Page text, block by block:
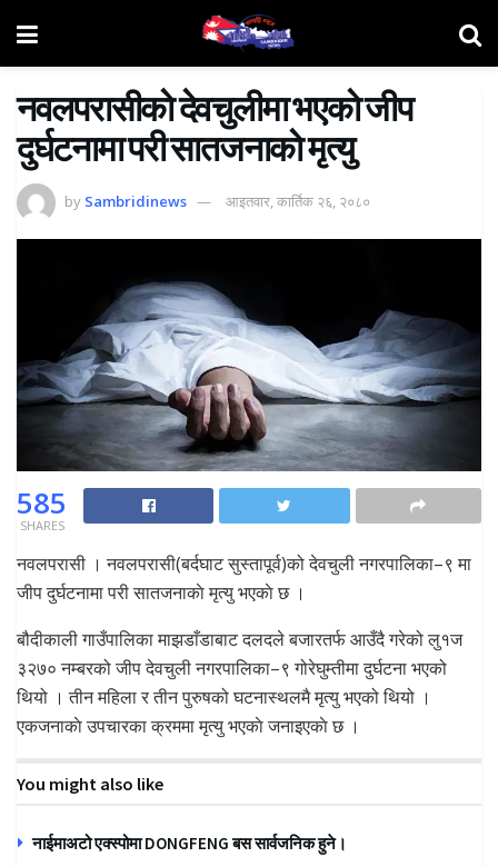
नवलपरासीकाे देवचुलीमा भएकाे जीप
दुर्घटनामा परी सातजनाकाे मृत्यु
by Sambridinews आइतवार, कार्तिक २६, २०८०
585
SHARES
नवलपरासी । नवलपरासी(बर्दघाट सुस्तापूर्व)को देवचुली नगरपालिका–९ मा
जीप दुर्घटनामा परी सातजनाकाे मृत्यु भएकाे छ ।
बौदीकाली गाउँपालिका माझडाँडाबाट दलदले बजारतर्फ आउँदै गरेको लु१ज
३२७० नम्बरको जीप देवचुली नगरपालिका–९ गोरेघुम्तीमा दुर्घटना भएको
थियो । तीन महिला र तीन पुरुषको घटनास्थलमै मृत्यु भएको थियो ।
एकजनाकाे उपचारका क्रममा मृत्यु भएकाे जनाइएकाे छ ।
You might also like
नाईमाअटो एक्स्पोमा DONGFENG बस सार्वजनिक हुने।